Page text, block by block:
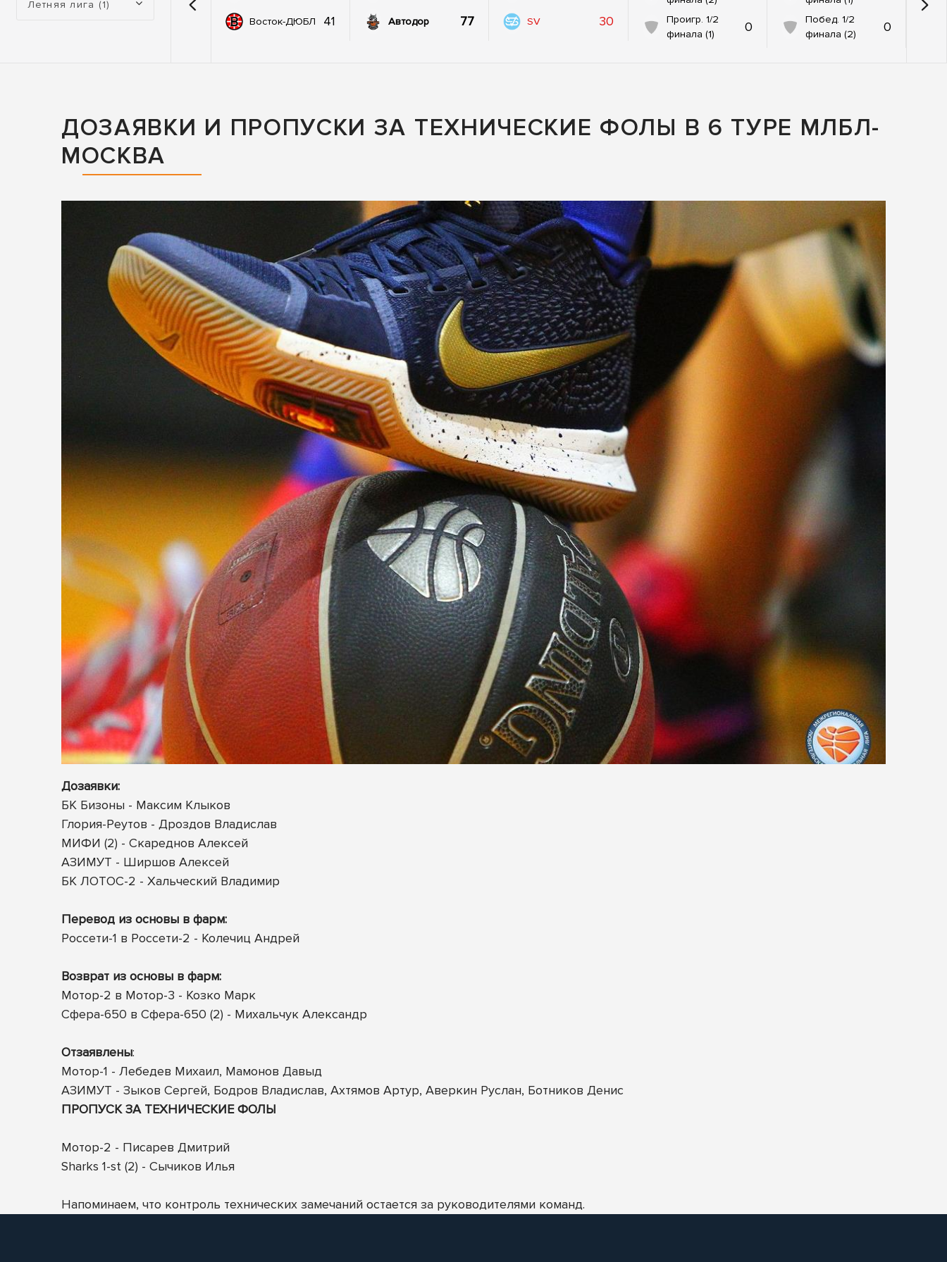
Летняя лига (1)
Восток-ДЮБЛ 41 Автодор 77 SV 30
Проигр. 1/2
финала (1)
0
Побед. 1/2
финала (2)
0
ДОЗАЯВКИ И ПРОПУСКИ ЗА ТЕХНИЧЕСКИЕ ФОЛЫ В 6 ТУРЕ МЛБЛ-
МОСКВА
Дозаявки:
БК Бизоны - Максим Клыков
Глория-Реутов - Дроздов Владислав
МИФИ (2) - Скареднов Алексей
АЗИМУТ - Ширшов Алексей
БК ЛОТОС-2 - Хальческий Владимир
Перевод из основы в фарм:
Россети-1 в Россети-2 - Колечиц Андрей
Возврат из основы в фарм:
Мотор-2 в Мотор-3 - Козко Марк
Сфера-650 в Сфера-650 (2) - Михальчук Александр
Отзаявлены:
Мотор-1 - Лебедев Михаил, Мамонов Давыд
АЗИМУТ - Зыков Сергей, Бодров Владислав, Ахтямов Артур, Аверкин Руслан, Ботников Денис
ПРОПУСК ЗА ТЕХНИЧЕСКИЕ ФОЛЫ
Мотор-2 - Писарев Дмитрий
Sharks 1-st (2) - Сычиков Илья
Напоминаем, что контроль технических замечаний остается за руководителями команд.